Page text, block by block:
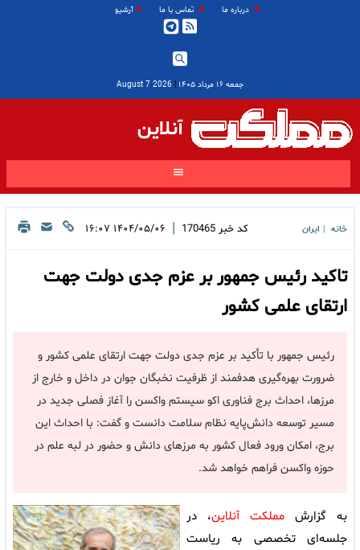
درباره ما تماس با ما آرشیو
جمعه ۱۶ مرداد ۱۴۰۵ |
2026 August 7
آنلاین
خانه ایران کد خبر 170465
| ۱۴۰۴/۰۵/۰۶ ۱۶:۰۷
تاکید رئیس جمهور بر عزم جدی دولت جهت
ارتقای علمی کشور
رئیس جمهور با تأکید بر عزم جدی دولت جهت ارتقای علمی کشور و
ضرورت بهره‌گیری هدفمند از ظرفیت نخبگان جوان در داخل و خارج از
مرزها، احداث برج فناوری اکو سیستم واکسن را آغاز فصلی جدید در
مسیر توسعه دانش‌پایه نظام سلامت دانست و گفت: با احداث این
برج، امکان ورود فعال کشور به مرزهای دانش و حضور در لبه علم در
حوزه واکسن فراهم خواهد شد.
به گزارش مملکت آنلاین، در
جلسه‌ای تخصصی به ریاست